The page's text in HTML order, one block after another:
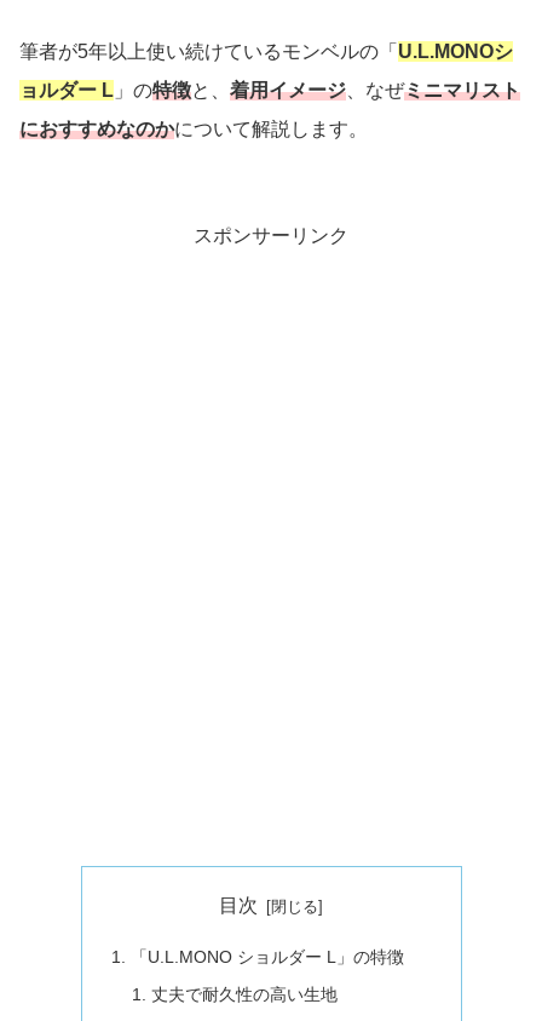
筆者が5年以上使い続けているモンベルの「 U.L.MONOシ
ョルダー L 」の特徴と、 着用イメージ 、なぜミニマリスト
におすすめなのかについて解説します。
スポンサーリンク
目次
「U.L.MONO ショルダー L」の特徴
丈夫で耐久性の高い生地